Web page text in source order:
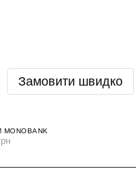
Замовити швидко